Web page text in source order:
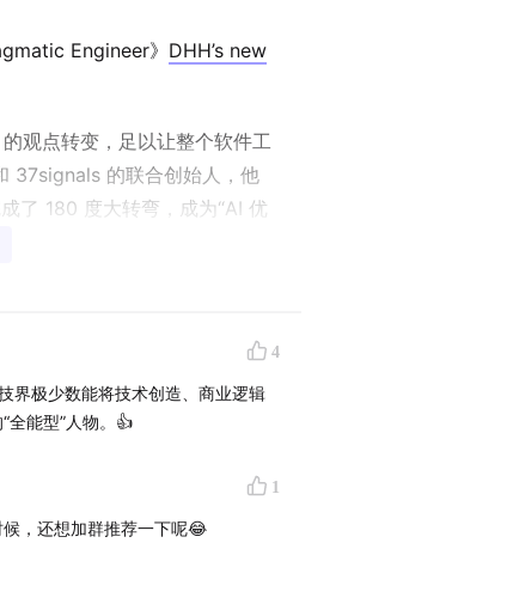
Engineer》 DHH’s new
观点转变，足以让整个软件工
37signals 的联合创始人，他
了 180 度大转弯，成为“AI 优
“超级机甲外挂”般的效率提
主注册邮箱并登录产品。他
员”时代可能已经过去，未来的
你是对 AI 编程持保留意见的
都将颠覆你对“写代码”这项手
4
界极少数能将技术创造、商业逻辑
全能型”人物。👍
1
，还想加群推荐一下呢😂